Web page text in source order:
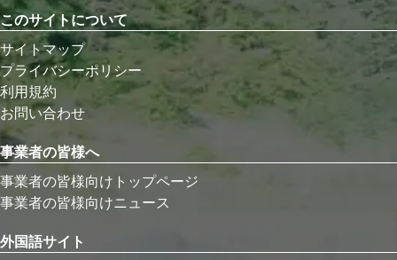
このサイトについて
サイトマップ
プライバシーポリシー
利用規約
お問い合わせ
事業者の皆様へ
事業者の皆様向けトップページ
事業者の皆様向けニュース
外国語サイト